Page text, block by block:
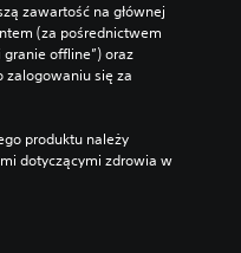
zawartość na głównej
(za pośrednictwem
offline”) oraz
zalogowaniu się za
produktu należy
dotyczącymi zdrowia w